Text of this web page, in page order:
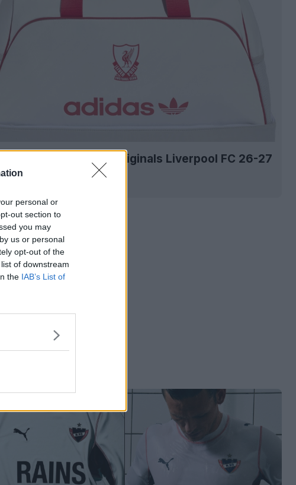
personal or
out section to
you may
us or personal
opt-out of the
of downstream
the IAB’s List of
da viaggio Adidas Originals Liverpool FC 26-27